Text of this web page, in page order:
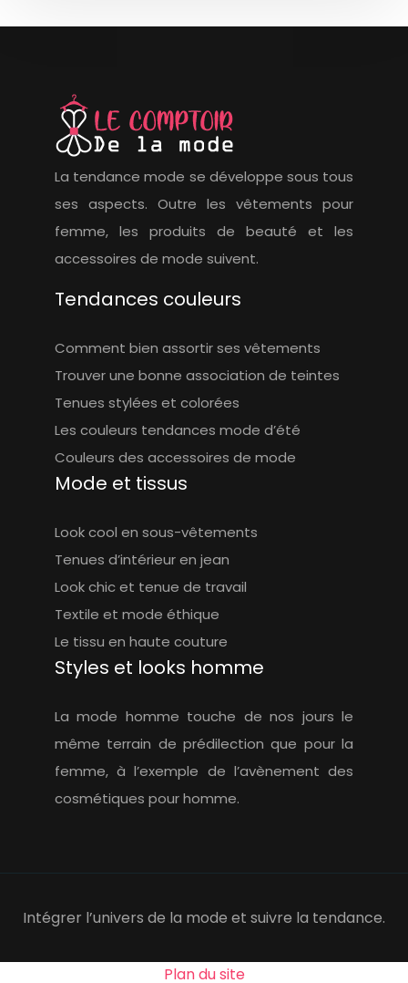
La tendance mode se développe sous tous
ses aspects. Outre les vêtements pour
femme, les produits de beauté et les
accessoires de mode suivent.
Tendances couleurs
Comment bien assortir ses vêtements
Trouver une bonne association de teintes
Tenues stylées et colorées
Les couleurs tendances mode d’été
Couleurs des accessoires de mode
Mode et tissus
Look cool en sous-vêtements
Tenues d’intérieur en jean
Look chic et tenue de travail
Textile et mode éthique
Le tissu en haute couture
Styles et looks homme
La mode homme touche de nos jours le
même terrain de prédilection que pour la
femme, à l’exemple de l’avènement des
cosmétiques pour homme.
Intégrer l’univers de la mode et suivre la tendance.
Plan du site